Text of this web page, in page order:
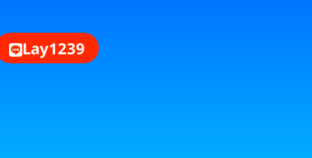
Lay1239